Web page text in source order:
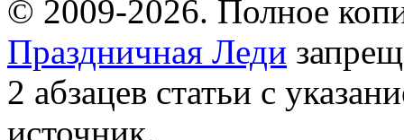
© 2009-2026. Полное
Праздничная Леди
2 абзацев статьи с